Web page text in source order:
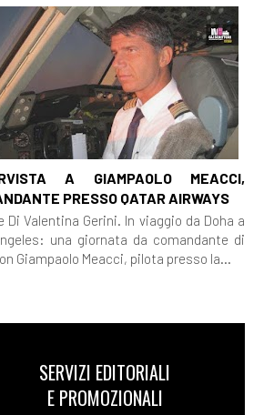
A GIAMPAOLO MEACCI,
PRESSO QATAR AIRWAYS
Di Valentina Gerini. In viaggio da Doha a
una giornata da comandante di
Giampaolo Meacci, pilota presso la...
SERVIZI EDITORIALI
E PROMOZIONALI